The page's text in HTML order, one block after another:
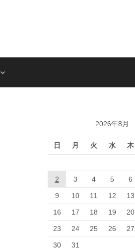
2026年8月
日 月 火 水 木
2 3 4 5 6
9 10 11 12 13
16 17 18 19 20
23 24 25 26 27
30 31